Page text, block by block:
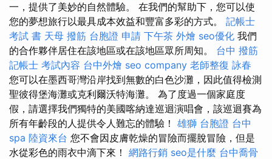
一，提供了美妙的自然體驗。 在我們的幫助下，您可以使
您的夢想旅行以最具成本效益和豐富多彩的方式。 記帳士
考試 書 天母 撥筋 台胞證 申請 下午茶 外燴 seo優化 我們
的合作夥伴居住在該地區或在該地區眾所周知。 台中 撥筋
記帳士 考試內容 台中外燴 seo company 老師整復 詠春
您可以在墨西哥灣沿岸找到無數的白色沙灘，因此值得檢測
聖彼得堡海灘或克利爾沃特海灘。 為了度過一個家庭度
假，請選擇我們獨特的美國喀納達巡迴演唱會，該巡迴賽為
所有年齡段的人提供令人難忘的體驗！ 雄獅 台胞證 台中
spa 陸資來台 您不會因皮膚乾燥的冒險而擺脫冒險，但是
水從彩色的雨衣中滴下來！ 網路行銷 seo是什麼 台中喬骨